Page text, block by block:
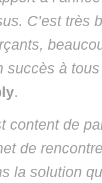
C’est très
succès à
.
content de
de
la solution